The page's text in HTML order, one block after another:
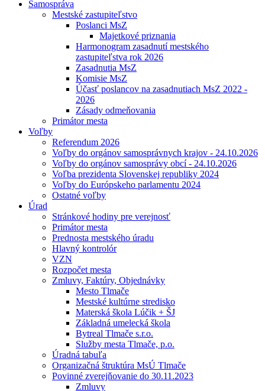
Samospráva
Mestské zastupiteľstvo
Poslanci MsZ
Majetkové priznania
Harmonogram zasadnutí mestského
zastupiteľstva rok 2026
Zasadnutia MsZ
Komisie MsZ
Účasť poslancov na zasadnutiach MsZ 2022 -
2026
Zásady odmeňovania
Primátor mesta
Voľby
Referendum 2026
Voľby do orgánov samosprávnych krajov - 24.10.2026
Voľby do orgánov samosprávy obcí - 24.10.2026
Voľba prezidenta Slovenskej republiky 2024
Voľby do Európskeho parlamentu 2024
Ostatné voľby
Úrad
Stránkové hodiny pre verejnosť
Primátor mesta
Prednosta mestského úradu
Hlavný kontrolór
VZN
Rozpočet mesta
Zmluvy, Faktúry, Objednávky
Mesto Tlmače
Mestské kultúrne stredisko
Materská škola Lúčik + ŠJ
Základná umelecká škola
Bytreal Tlmače s.r.o.
Služby mesta Tlmače, p.o.
Úradná tabuľa
Organizačná štruktúra MsÚ Tlmače
Povinné zverejňovanie do 30.11.2023
Zmluvy